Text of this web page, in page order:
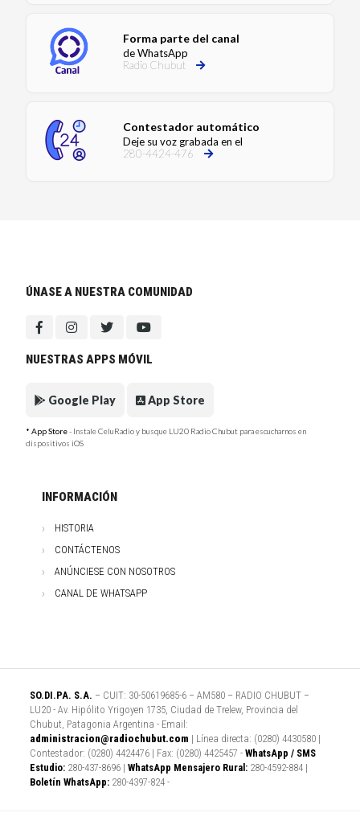
Forma parte del canal
de WhatsApp
Radio Chubut
Contestador automático
Deje su voz grabada en el
280-4424-476
ÚNASE A NUESTRA COMUNIDAD
NUESTRAS APPS MÓVIL
Google Play App Store
* App Store- Instale CeluRadio y busque LU20 Radio Chubut para escucharnos en
dispositivos iOS
INFORMACIÓN
HISTORIA
CONTÁCTENOS
ANÚNCIESE CON NOSOTROS
CANAL DE WHATSAPP
SO.DI.PA. S.A. – CUIT: 30-50619685-6 – AM580 – RADIO CHUBUT –
LU20 - Av. Hipólito Yrigoyen 1735, Ciudad de Trelew, Provincia del
Chubut, Patagonia Argentina - Email:
administracion@radiochubut.com | Línea directa: (0280) 4430580 |
Contestador: (0280) 4424476 | Fax: (0280) 4425457 - WhatsApp / SMS
Estudio: 280-437-8696 | WhatsApp Mensajero Rural: 280-4592-884 |
Boletín WhatsApp: 280-4397-824 -